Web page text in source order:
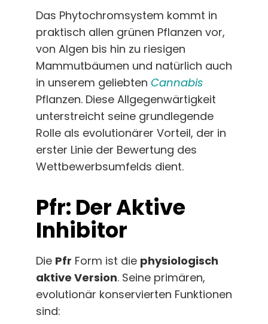
Das Phytochromsystem kommt in
praktisch allen grünen Pflanzen vor,
von Algen bis hin zu riesigen
Mammutbäumen und natürlich auch
in unserem geliebten Cannabis
Pflanzen. Diese Allgegenwärtigkeit
unterstreicht seine grundlegende
Rolle als evolutionärer Vorteil, der in
erster Linie der Bewertung des
Wettbewerbsumfelds dient.
Pfr: Der Aktive
Inhibitor
Die Pfr Form ist die physiologisch
aktive Version. Seine primären,
evolutionär konservierten Funktionen
sind: